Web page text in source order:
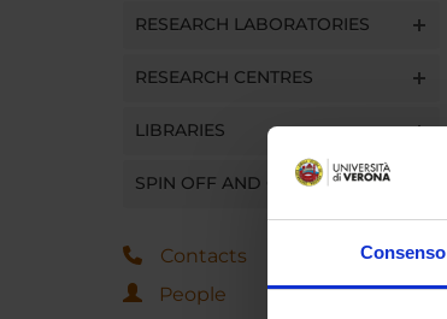
Consenso
RESEARCH LABORATORIES
RESEARCH CENTRES
LIBRARIES
SPIN OFF AND COMPANIES
Contacts
People